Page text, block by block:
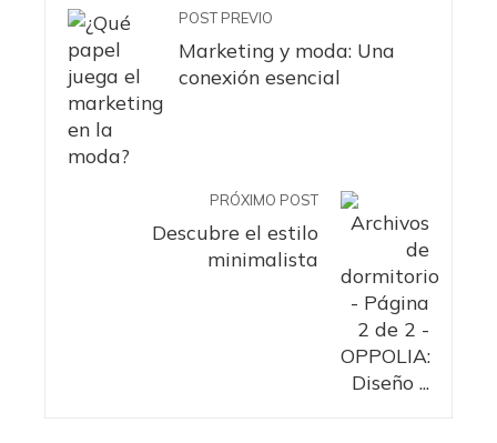
POST PREVIO
Marketing y moda: Una
conexión esencial
PRÓXIMO POST
Descubre el estilo
minimalista